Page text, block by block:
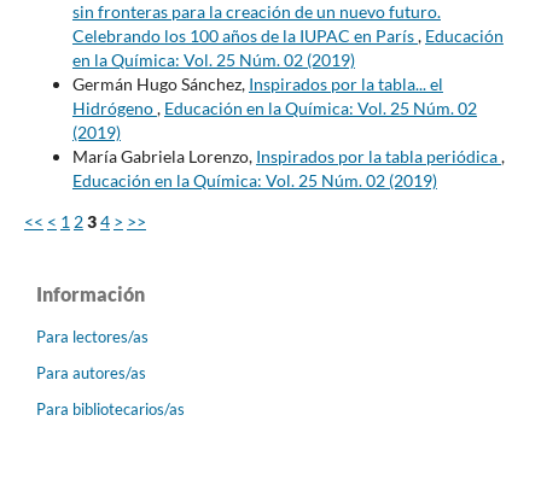
sin fronteras para la creación de un nuevo futuro.
Celebrando los 100 años de la IUPAC en París, Educación
en la Química: Vol. 25 Núm. 02 (2019)
Germán Hugo Sánchez, Inspirados por la tabla... el
Hidrógeno, Educación en la Química: Vol. 25 Núm. 02
(2019)
María Gabriela Lorenzo, Inspirados por la tabla periódica,
Educación en la Química: Vol. 25 Núm. 02 (2019)
<< < 1 234 > >>
Información
Para lectores/as
Para autores/as
Para bibliotecarios/as